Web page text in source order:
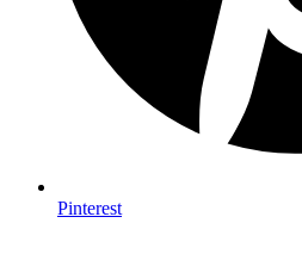
Pinterest